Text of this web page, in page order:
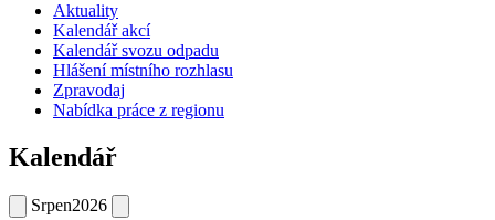
Aktuality
Kalendář akcí
Kalendář svozu odpadu
Hlášení místního rozhlasu
Zpravodaj
Nabídka práce z regionu
Kalendář
Srpen2026